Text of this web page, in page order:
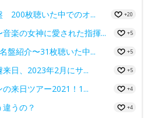
200枚聴いた中でのオ... +20
楽の女神に愛された指揮... +5
盤紹介〜31枚聴いた中... +5
日、2023年2月にサ... +5
来日ツアー2021！1... +4
うの？ +4